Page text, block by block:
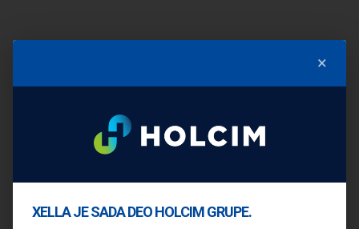
Prethodni Sledeći
YTONG KUĆA ILI
×
XELLA JE SADA DEO HOLCIM GRUPE.